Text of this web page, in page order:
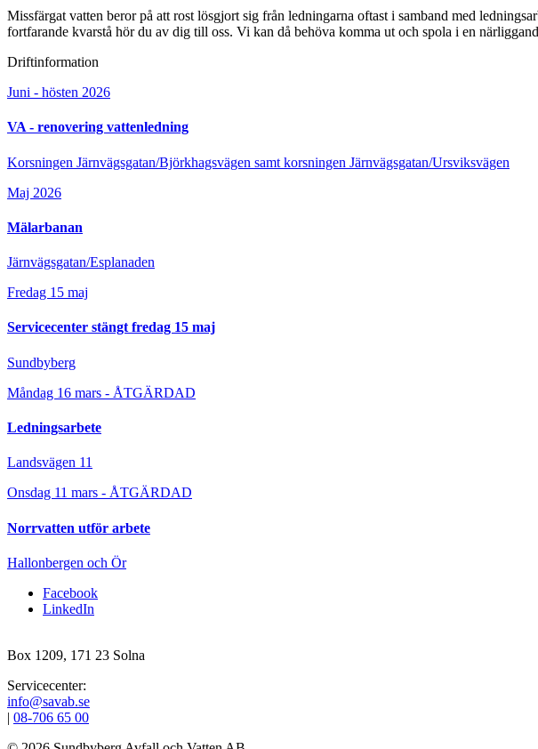
Missfärgat vatten beror på att rost lösgjort sig från ledningarna oftast i samband med
fortfarande kvarstå hör du av dig till oss. Vi kan då behöva komma ut och spola i en
Driftinformation
Juni - hösten 2026
VA - renovering vattenledning
Korsningen Järnvägsgatan/Björkhagsvägen samt korsningen Järnvägsgatan/Ursviksvägen
Maj 2026
Mälarbanan
Järnvägsgatan/Esplanaden
Fredag 15 maj
Servicecenter stängt fredag 15 maj
Sundbyberg
Måndag 16 mars - ÅTGÄRDAD
Ledningsarbete
Landsvägen 11
Onsdag 11 mars - ÅTGÄRDAD
Norrvatten utför arbete
Hallonbergen och Ör
Facebook
LinkedIn
Box 1209, 171 23 Solna
Servicecenter:
info@savab.se
| 08‑706 65 00